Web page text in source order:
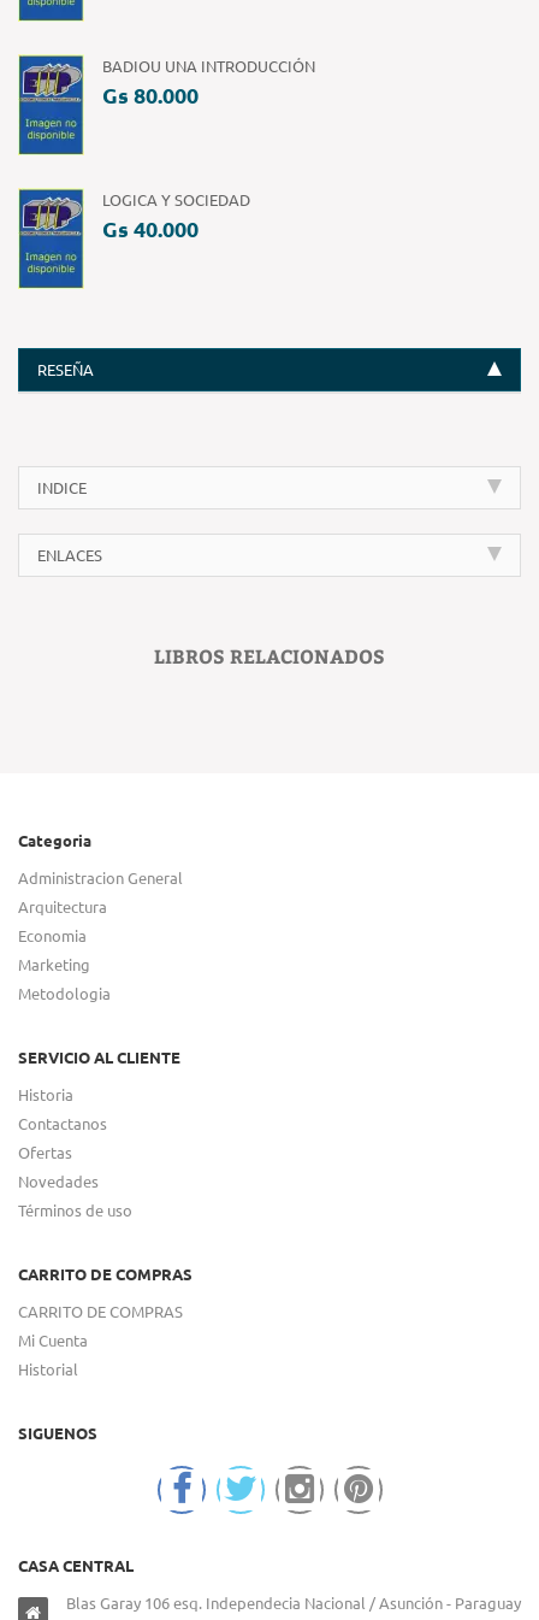
BADIOU UNA INTRODUCCIÓN
Gs 80.000
LOGICA Y SOCIEDAD
Gs 40.000
RESEÑA
INDICE
ENLACES
LIBROS RELACIONADOS
Categoria
Administracion General
Arquitectura
Economia
Marketing
Metodologia
SERVICIO AL CLIENTE
Historia
Contactanos
Ofertas
Novedades
Términos de uso
CARRITO DE COMPRAS
CARRITO DE COMPRAS
Mi Cuenta
Historial
SIGUENOS
CASA CENTRAL
Blas Garay 106 esq. Independecia Nacional / Asunción - Paraguay